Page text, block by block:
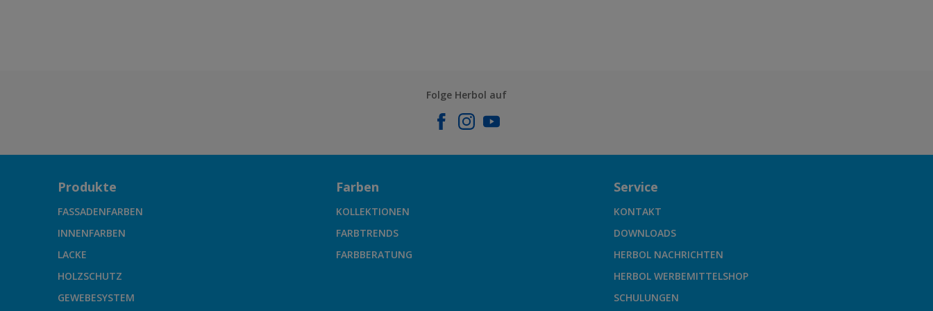
Folge Herbol auf
Produkte
FASSADENFARBEN
INNENFARBEN
LACKE
HOLZSCHUTZ
GEWEBESYSTEM
Farben
KOLLEKTIONEN
FARBTRENDS
FARBBERATUNG
Service
KONTAKT
DOWNLOADS
HERBOL NACHRICHTEN
HERBOL WERBEMITTELSHOP
SCHULUNGEN